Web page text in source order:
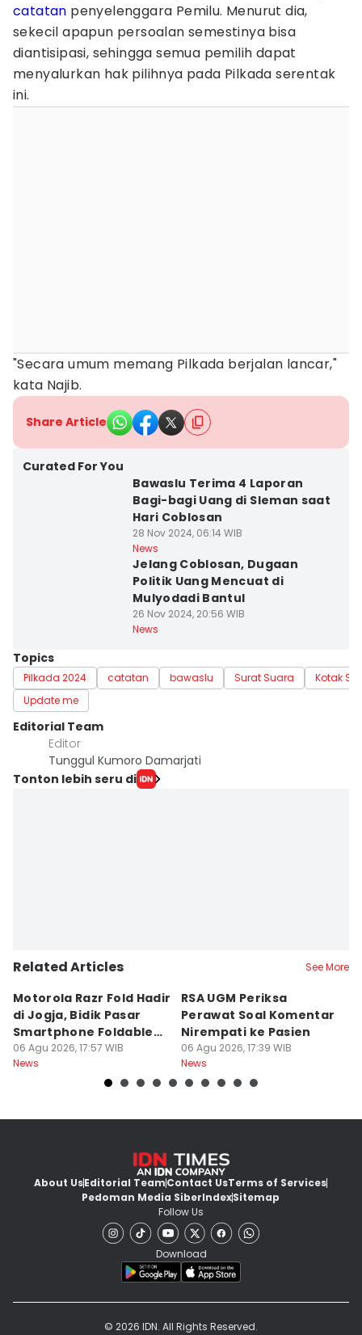
catatan penyelenggara Pemilu. Menurut dia,
sekecil apapun persoalan semestinya bisa
diantisipasi, sehingga semua pemilih dapat
menyalurkan hak pilihnya pada Pilkada serentak
ini.
"Secara umum memang Pilkada berjalan lancar,"
kata Najib.
Share Article
Curated For You
Bawaslu Terima 4 Laporan
Bagi-bagi Uang di Sleman saat
Hari Coblosan
28 Nov 2024, 06:14 WIB
News
Jelang Coblosan, Dugaan
Politik Uang Mencuat di
Mulyodadi Bantul
26 Nov 2024, 20:56 WIB
News
Topics
Pilkada 2024 catatan bawaslu Surat Suara
Kotak
Update me
Editorial Team
Editor
Tunggul Kumoro Damarjati
Tonton lebih seru di
Related Articles See More
Motorola Razr Fold Hadir
di Jogja, Bidik Pasar
Smartphone Foldable
Premium
06 Agu 2026, 17:57 WIB
News
RSA UGM Periksa
Perawat Soal Komentar
Nirempati ke Pasien
06 Agu 2026, 17:39 WIB
News
About UsEditorial TeamContact UsTerms of Services
Pedoman Media SiberIndexSitemap
Follow Us
Download
© 2026 IDN. All Rights Reserved.